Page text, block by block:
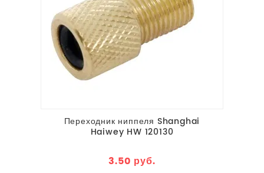
Переходник ниппеля Shanghai
Haiwey HW 120130
3.50 руб.